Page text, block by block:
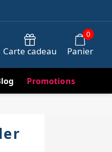
Carte cadeau Panier
0
Promotions